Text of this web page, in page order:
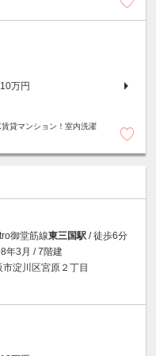
10万円
貸マンション！室内洗濯
御堂筋線東三国駅 / 徒歩6分
年3月 / 7階建
市淀川区宮原２丁目